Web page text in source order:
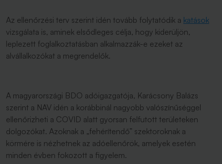
Az ellenőrzési terv szerint idén tovább folytatódik a katások
vizsgálata is, aminek elsődleges célja, hogy kiderüljön,
leplezett foglalkoztatásban alkalmazzák-e ezeket az
alvállalkozókat a megrendelők.
A magyarországi BDO adóigazgatója, Karácsony Balázs
szerint a NAV idén a korábbinál nagyobb valószínűséggel
ellenőrizheti a COVID alatt gyorsan felfutott területeken
dolgozókat. Azoknak a „fehérítendő” szektoroknak a
körmére is nézhetnek az adóellenőrök, amelyek esetén
minden évben fokozott a figyelem.